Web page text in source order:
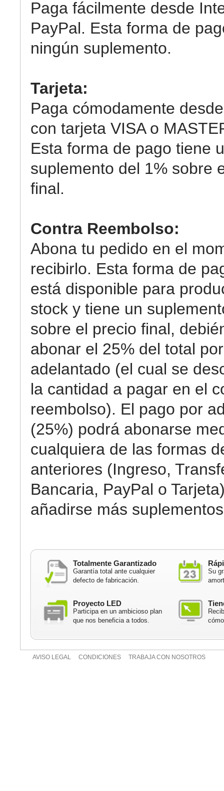
Paga fácilmente desde
PayPal. Esta forma de
ningún suplemento.
Tarjeta:
Paga cómodamente
con tarjeta VISA o
Esta forma de pago tiene
suplemento del 1% sobre
final.
Contra Reembolso:
Abona tu pedido en el
recibirlo. Esta forma de
está disponible para
stock y tiene un
sobre el precio final,
abonar el 25% del total por
adelantado (el cual se
la cantidad a pagar en el
reembolso). El pago por
(25%) podrá abonarse
cualquiera de las formas
anteriores (Ingreso,
Bancaria, PayPal o
añadirse más
Totalmente Garantizado
Garantía total ante cualquier
defecto de fabricación.
Su
Proyecto LED
Participa en un ambicioso plan
que nos beneficia a todos.
AVISO LEGAL CONDICIONES TRABAJA CON NOSOTROS